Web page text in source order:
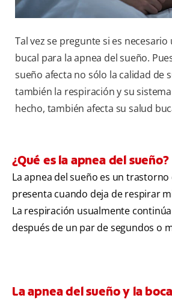
Tal vez se pregunte si es
bucal para la apnea del sueño.
sueño afecta no sólo la calidad de
también la respiración y su
hecho, también afecta su salud
¿Qué es la apnea del sueño?
La apnea del sueño es un trastorno
presenta cuando deja de respirar
La respiración usualmente
después de un par de segundos o
La apnea del sueño y la boca